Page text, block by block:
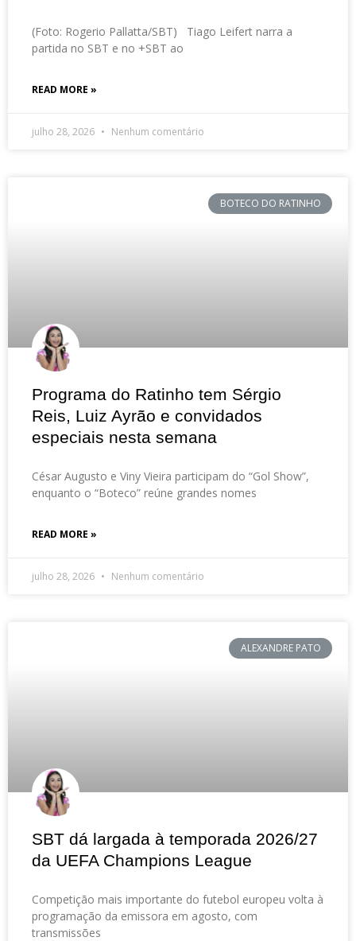
(Foto: Rogerio Pallatta/SBT) Tiago Leifert narra a
partida no SBT e no +SBT ao
READ MORE »
julho 28, 2026 Nenhum comentário
BOTECO DO RATINHO
Programa do Ratinho tem Sérgio
Reis, Luiz Ayrão e convidados
especiais nesta semana
César Augusto e Viny Vieira participam do “Gol Show”,
enquanto o “Boteco” reúne grandes nomes
READ MORE »
julho 28, 2026 Nenhum comentário
ALEXANDRE PATO
SBT dá largada à temporada 2026/27
da UEFA Champions League
Competição mais importante do futebol europeu volta à
programação da emissora em agosto, com
transmissões